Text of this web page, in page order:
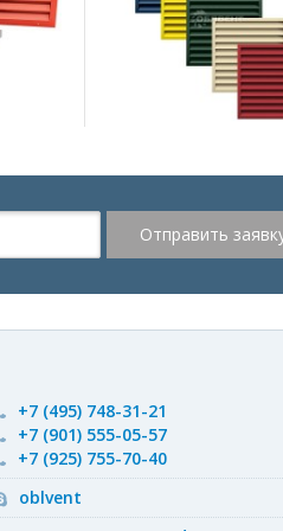
подробнее
+7 (495) 748-31-21
+7 (901) 555-05-57
+7 (925) 755-70-40
oblvent